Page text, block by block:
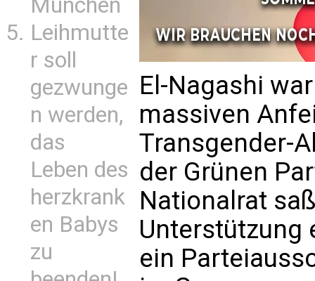
München
Leihmutte
r soll
gezwunge
n werden,
das
Leben des
herzkrank
en Babys
zu
El-Nagashi
massiven
Transgender-
der Grünen
Nationalrat
Unterstützung
ein